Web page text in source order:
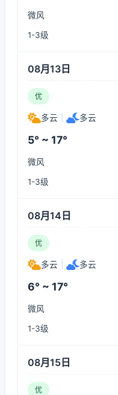
微风
1-3级
08月13日
优
多云 多云
5° ~ 17°
微风
1-3级
08月14日
优
多云 多云
6° ~ 17°
微风
1-3级
08月15日
优